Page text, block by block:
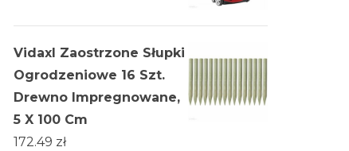
Vidaxl Zaostrzone Słupki
Ogrodzeniowe 16 Szt.
Drewno Impregnowane,
5 X 100 Cm
172.49 zł